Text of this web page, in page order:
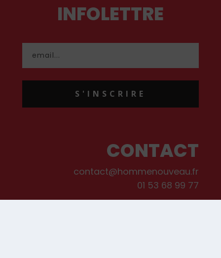
INFOLETTRE
S'INSCRIRE
CONTACT
contact@hommenouveau.fr
01 53 68 99 77